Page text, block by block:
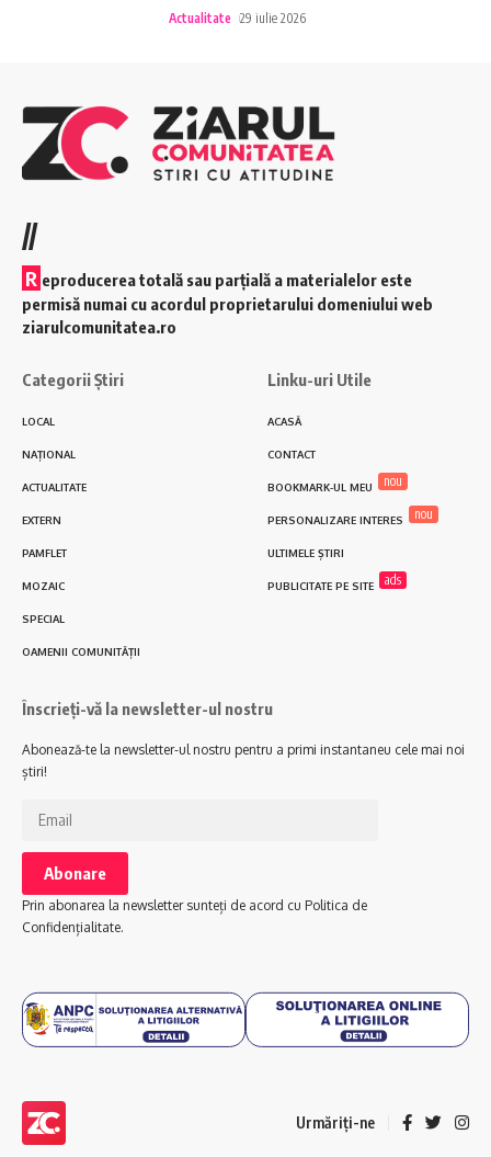
Actualitate 29 iulie 2026
//
R eproducerea totală sau parțială a materialelor este
permisă numai cu acordul proprietarului domeniului web
ziarulcomunitatea.ro
Categorii Știri
LOCAL
NAȚIONAL
ACTUALITATE
EXTERN
PAMFLET
MOZAIC
SPECIAL
OAMENII COMUNITĂȚII
Linku-uri Utile
ACASĂ
CONTACT
BOOKMARK-UL MEU nou
PERSONALIZARE INTERES nou
ULTIMELE ȘTIRI
PUBLICITATE PE SITE ads
Înscrieți-vă la newsletter-ul nostru
Abonează-te la newsletter-ul nostru pentru a primi instantaneu cele mai noi
știri!
Prin abonarea la newsletter sunteți de acord cu Politica de
Confidențialitate.
Urmăriți-ne